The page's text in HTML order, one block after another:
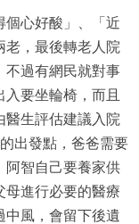
個心好酸」、「近
老，最後轉老人院
不過有網民就對事
要坐輪椅，而且
醫生評估建議入院
出發點，爸爸需要
阿智自己要養家供
母進行必要的醫療
中風，會留下後遺